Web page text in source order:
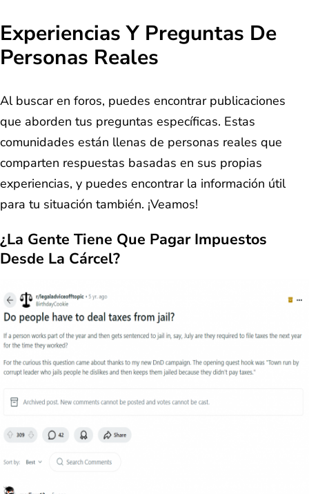
Experiencias Y Preguntas De
Personas Reales
Al buscar en foros, puedes encontrar publicaciones
que aborden tus preguntas específicas. Estas
comunidades están llenas de personas reales que
comparten respuestas basadas en sus propias
experiencias, y puedes encontrar la información útil
para tu situación también. ¡Veamos!
¿La Gente Tiene Que Pagar Impuestos
Desde La Cárcel?